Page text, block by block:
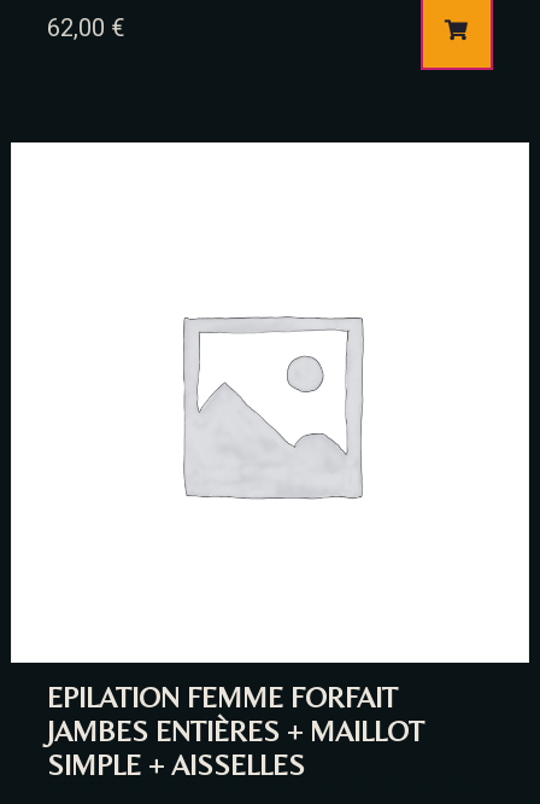
62,00 €
EPILATION FEMME FORFAIT
JAMBES ENTIÈRES + MAILLOT
SIMPLE + AISSELLES